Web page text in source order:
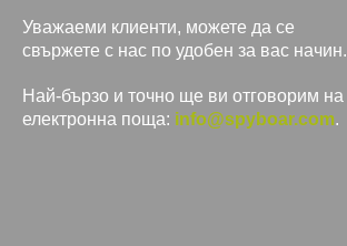
Уважаеми клиенти, можете да се
свържете с нас по удобен за вас начин.
Най-бързо и точно ще ви отговорим на
електронна поща: info@spyboar.com.